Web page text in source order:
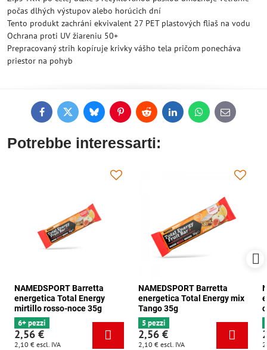
počas dlhých výstupov alebo horúcich dní
Tento produkt zachráni ekvivalent 27 PET plastových fliaš na vodu
Ochrana proti UV žiareniu 50+
Prepracovaný strih kopíruje krivky vášho tela pričom ponecháva
priestor na pohyb
FacebookTwitterBlueskyPinterestReddit LinkedInWhatsApp
E-
mail
Potrebbe interessarti:
NAMEDSPORT Barretta
energetica Total Energy
mirtillo rosso-noce 35g
6+ pezzi
2,56 €
2,10 € escl. IVA
NAMEDSPORT Barretta
energetica Total Energy mix
Tango 35g
5 pezzi
2,56 €
2,10 € escl. IVA